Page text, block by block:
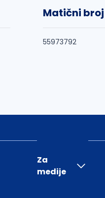
Matični broj
55973792
Za
medije